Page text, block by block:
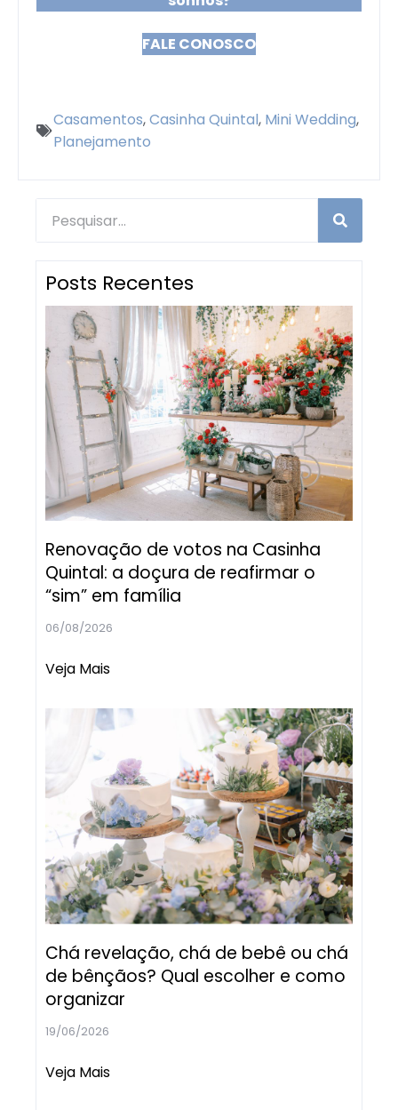
FALE CONOSCO
Casamentos,Casinha Quintal, Mini Wedding,
Planejamento
Posts Recentes
Renovação de votos na Casinha
Quintal: a doçura de reafirmar o
“sim” em família
06/08/2026
Veja Mais
Chá revelação, chá de bebê ou chá
de bênçãos? Qual escolher e como
organizar
19/06/2026
Veja Mais